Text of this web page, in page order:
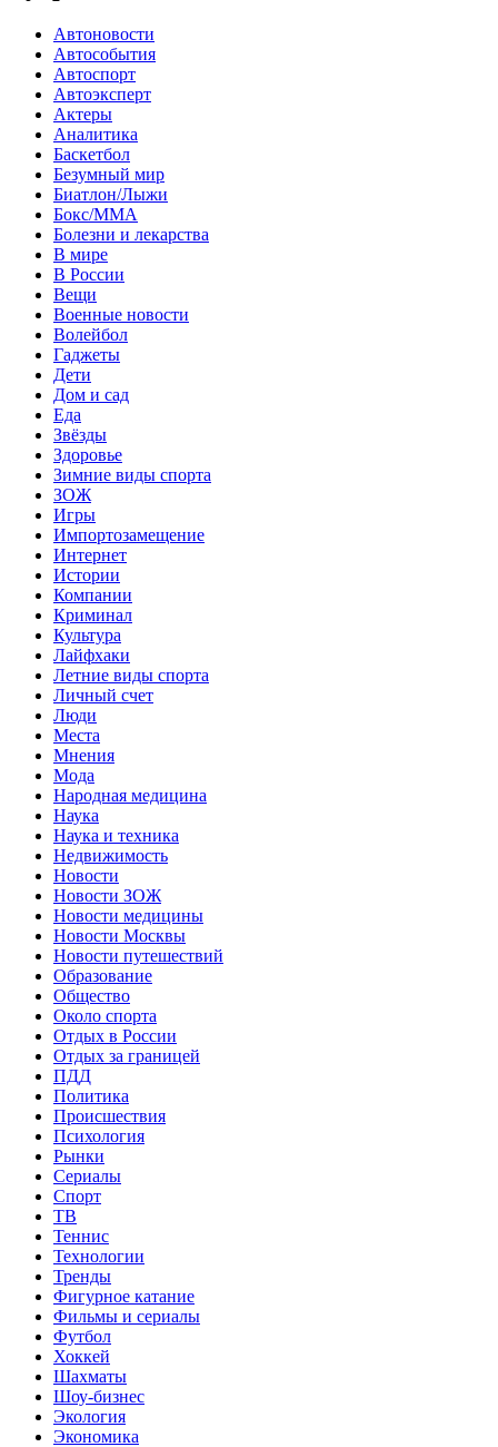
Автоновости
Автособытия
Автоспорт
Автоэксперт
Актеры
Аналитика
Баскетбол
Безумный мир
Биатлон/Лыжи
Бокс/MMA
Болезни и лекарства
В мире
В России
Вещи
Военные новости
Волейбол
Гаджеты
Дети
Дом и сад
Еда
Звёзды
Здоровье
Зимние виды спорта
ЗОЖ
Игры
Импортозамещение
Интернет
Истории
Компании
Криминал
Культура
Лайфхаки
Летние виды спорта
Личный счет
Люди
Места
Мнения
Мода
Народная медицина
Наука
Наука и техника
Недвижимость
Новости
Новости ЗОЖ
Новости медицины
Новости Москвы
Новости путешествий
Образование
Общество
Около спорта
Отдых в России
Отдых за границей
ПДД
Политика
Происшествия
Психология
Рынки
Сериалы
Спорт
ТВ
Теннис
Технологии
Тренды
Фигурное катание
Фильмы и сериалы
Футбол
Хоккей
Шахматы
Шоу-бизнес
Экология
Экономика